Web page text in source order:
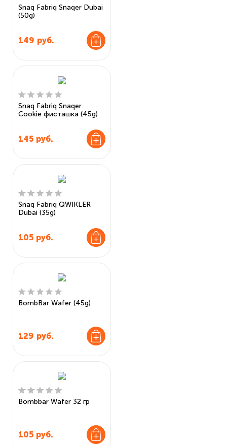
Snaq Fabriq Snaqer Dubai
(50g)
149 руб.
Snaq Fabriq Snaqer
Cookie фисташка (45g)
145 руб.
Snaq Fabriq QWIKLER
Dubai (35g)
105 руб.
BombBar Wafer (45g)
129 руб.
Bombbar Wafer 32 гр
105 руб.